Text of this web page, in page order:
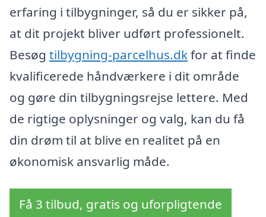
erfaring i tilbygninger, så du er sikker på,
at dit projekt bliver udført professionelt.
Besøg tilbygning-parcelhus.dkfor at finde
kvalificerede håndværkere i dit område
og gøre din tilbygningsrejse lettere. Med
de rigtige oplysninger og valg, kan du få
din drøm til at blive en realitet på en
økonomisk ansvarlig måde.
Få 3 tilbud, gratis og uforpligtende